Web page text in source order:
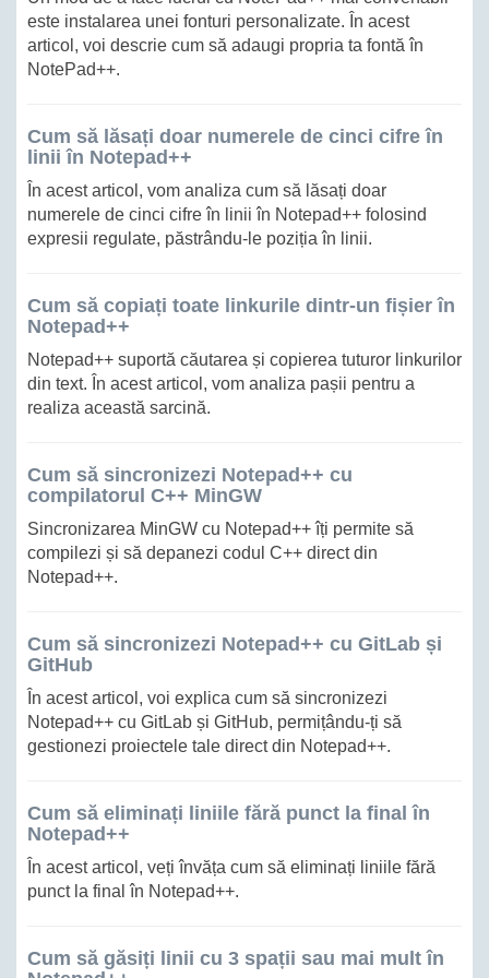
este instalarea unei fonturi personalizate. În acest
articol, voi descrie cum să adaugi propria ta fontă în
NotePad++.
Cum să lăsați doar numerele de cinci cifre în
linii în Notepad++
În acest articol, vom analiza cum să lăsați doar
numerele de cinci cifre în linii în Notepad++ folosind
expresii regulate, păstrându-le poziția în linii.
Cum să copiați toate linkurile dintr-un fișier în
Notepad++
Notepad++ suportă căutarea și copierea tuturor linkurilor
din text. În acest articol, vom analiza pașii pentru a
realiza această sarcină.
Cum să sincronizezi Notepad++ cu
compilatorul C++ MinGW
Sincronizarea MinGW cu Notepad++ îți permite să
compilezi și să depanezi codul C++ direct din
Notepad++.
Cum să sincronizezi Notepad++ cu GitLab și
GitHub
În acest articol, voi explica cum să sincronizezi
Notepad++ cu GitLab și GitHub, permițându-ți să
gestionezi proiectele tale direct din Notepad++.
Cum să eliminați liniile fără punct la final în
Notepad++
În acest articol, veți învăța cum să eliminați liniile fără
punct la final în Notepad++.
Cum să găsiți linii cu 3 spații sau mai mult în